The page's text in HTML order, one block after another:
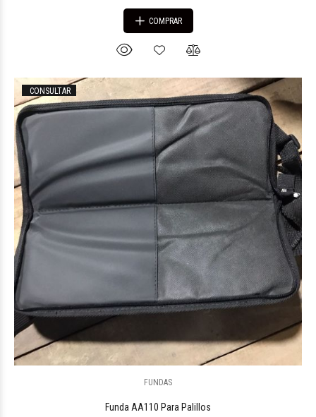
COMPRAR
CONSULTAR
FUNDAS
Funda AA110 Para Palillos
$78.04615